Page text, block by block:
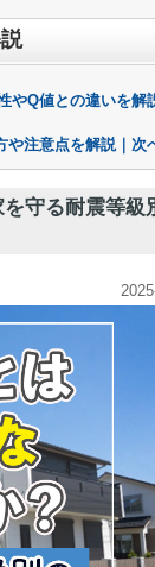
Q値との違いを解
や注意点を解説｜
守る耐震等級